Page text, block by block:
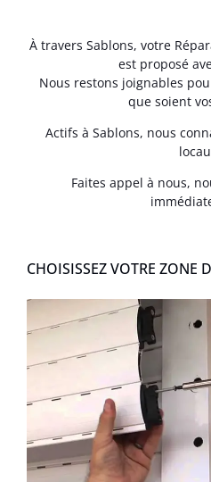
À travers Sablons, votre
est proposé
Nous restons joignables
que soient
Actifs à Sablons, nous
Faites appel à nous,
CHOISISSEZ VOTRE ZONE